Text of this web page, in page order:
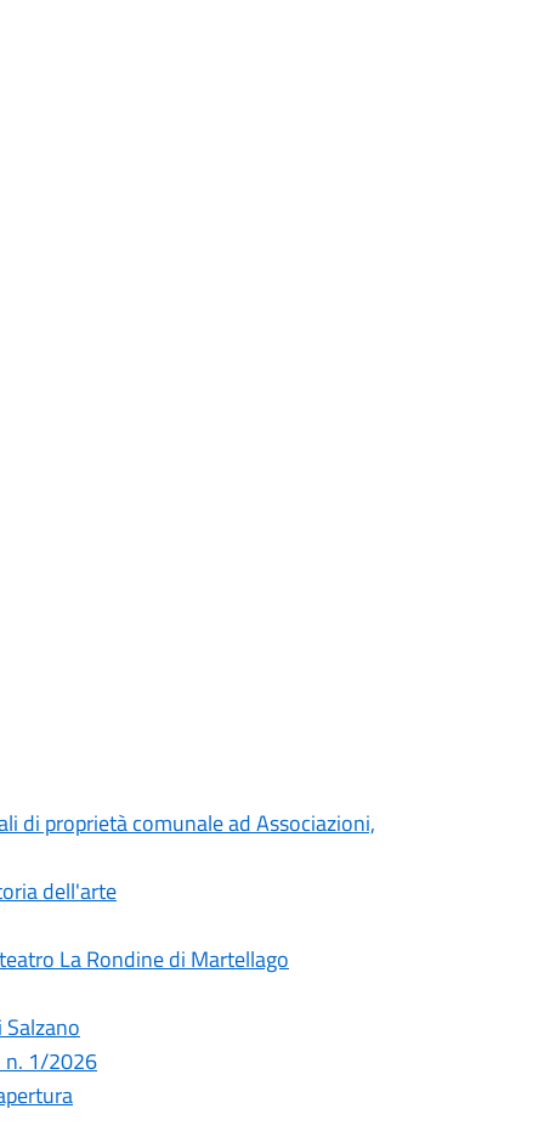
di proprietà comunale ad Associazioni,
dell'arte
La Rondine di Martellago
n. 1/2026